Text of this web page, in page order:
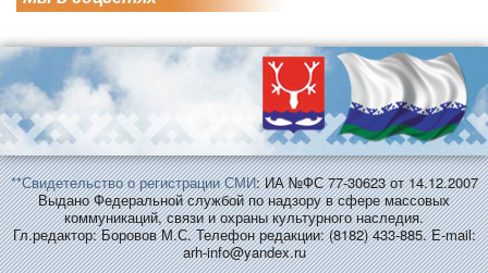
**Свидетельство о регистрации СМИ: ИА №ФС 77-30623 от 14.12.2007
Выдано Федеральной службой по надзору в сфере массовых
коммуникаций, связи и охраны культурного наследия.
Гл.редактор: Боровов М.С. Телефон редакции: (8182) 433-885. E-mail:
arh-info@yandex.ru